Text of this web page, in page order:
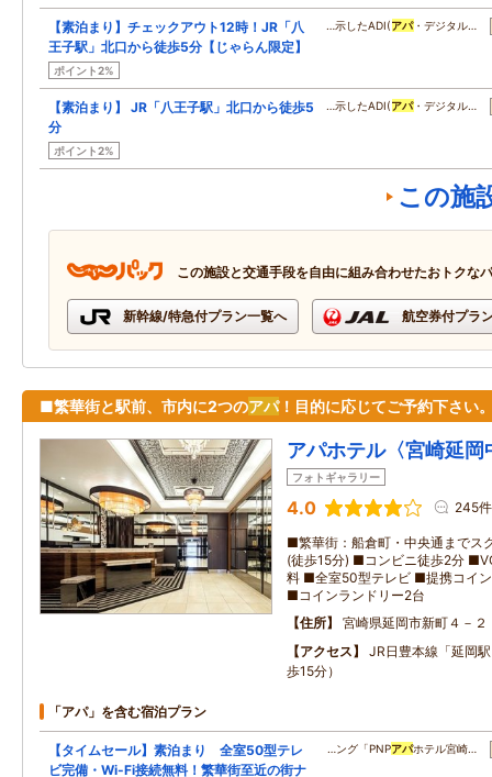
【素泊まり】チェックアウト12時！JR「八
王子駅」北口から徒歩5分【じゃらん限定】
ポイント2%
…示したADI(アパ・デジタル…
【素泊まり】 JR「八王子駅」北口から徒歩5
分
ポイント2%
…示したADI(アパ・デジタル…
この施
この施設と交通手段を自由に組み合わせたおトクな
新幹線/特急付プラン一覧へ 航空券付プラ
■繁華街と駅前、市内に2つのアパ！目的に応じてご予約下さい
アパホテル〈宮崎延岡
フォトギャラリー
4.0 245件
■繁華街：船倉町・中央通までス
(徒歩15分) ■コンビニ徒歩2分
料 ■全室50型テレビ ■提携コイ
■コインランドリー2台
住所
宮崎県延岡市新町４－２
アクセス
JR日豊本線「延岡
歩15分）
「アパ」を含む宿泊プラン
【タイムセール】素泊まり 全室50型テレ
ビ完備・Wi-Fi接続無料！繁華街至近の街ナ
…ング「PNPアパホテル宮崎…